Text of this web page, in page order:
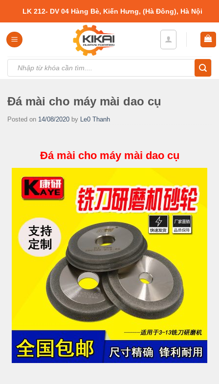
content
LK 212- DV 04 Hàng Bè, Kiến Hưng, (Hà Đông), Hà Nội
kiếm:
Đá mài cho máy mài dao cụ
Posted on 14/08/2020 by Le0 Thanh
Đá mài cho máy mài dao cụ